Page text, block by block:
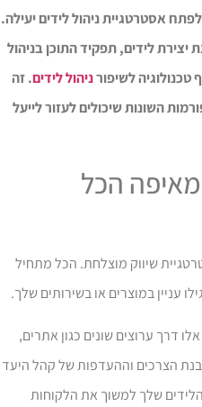
אסטרטגיית ניהול לידים יעילה.
לידים, תפקיד התוכן בניהול
טכנולוגיה לשיפורניהול לידים. זה
השונות שיכולים לעזור לייעל
הכל
שיווק מוצלחת. הכל מתחיל
עניין במוצרים או בשירותים שלך.
דרך ערוצים שונים כגון אתרים,
הצרכים וההעדפות של קהל היעד
שלך למשוך את הלקוחות